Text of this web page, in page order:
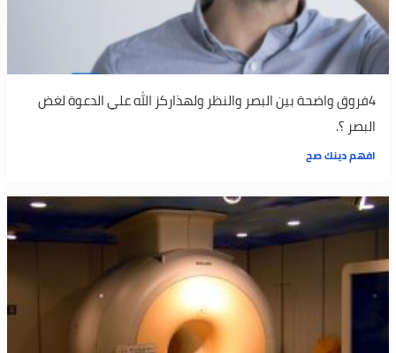
4فروق واضحة بين البصر والنظر ولهذاركز الله علي الدعوة لغض
البصر ؟.
افهم دينك صح